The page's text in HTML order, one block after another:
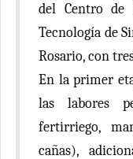
del Centro de
Tecnología de
Rosario, con
En la primer
las labores
fertirriego,
cañas),